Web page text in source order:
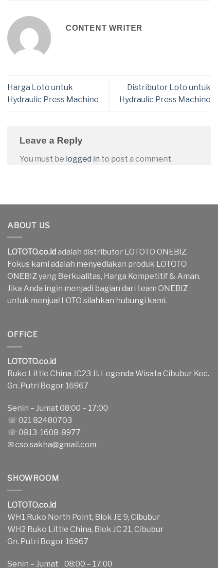
CONTENT WRITER
Harga Loto untuk
Hydraulic Press Machine
Distributor Loto untuk
Hydraulic Press Machine
Leave a Reply
You must be logged in to post a comment.
ABOUT US
LOTOTO.co.id adalah distributor LOTOTO ONEBIZ.
Fokus kami adalah menyediakan produk LOTOTO
ONEBIZ yang Berkualitas, Harga Kompetitif & Aman.
Jika Anda ingin menjadi bagian dari team ONEBIZ
untuk menjual LOTO silahkan hubungi kami.
OFFICE
LOTOTO.co.id
Ruko Little China JC23 Jl. Legenda Wisata Cibubur Kec.
Gn. Putri Bogor 16967
Senin – Jumat 08:00 – 17:00
☏ 021 82480703
☏ 0813-1608-8977
✉cso.sakha@gmail.com
SHOWROOM
LOTOTO.co.id
WH1 Ruko North Point, Blok JE 9, Cibubur
WH2 Ruko Little China, Blok JC 21, Cibubur
Gn. Putri Bogor 16967
Senin – Jumat 08:00 – 17:00